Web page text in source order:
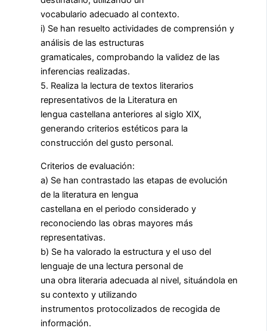
vocabulario adecuado al contexto.
i) Se han resuelto actividades de comprensión y
análisis de las estructuras
gramaticales, comprobando la validez de las
inferencias realizadas.
5. Realiza la lectura de textos literarios
representativos de la Literatura en
lengua castellana anteriores al siglo XIX,
generando criterios estéticos para la
construcción del gusto personal.
Criterios de evaluación:
a) Se han contrastado las etapas de evolución
de la literatura en lengua
castellana en el periodo considerado y
reconociendo las obras mayores más
representativas.
b) Se ha valorado la estructura y el uso del
lenguaje de una lectura personal de
una obra literaria adecuada al nivel, situándola en
su contexto y utilizando
instrumentos protocolizados de recogida de
información.